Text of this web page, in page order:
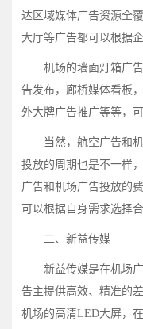
达区域媒体广告资源全
大厅等广告都可以根据
机场的墙面灯箱广
告发布，廊桥媒体看板
外大牌广告推广等等，
当然，航空广告和
投放的周期也是不一样
广告和机场广告投放的
可以根据自身需求选择
二、新益传媒
新益传媒是在机场
告主提供高效、精准的
机场的高清LED大屏，